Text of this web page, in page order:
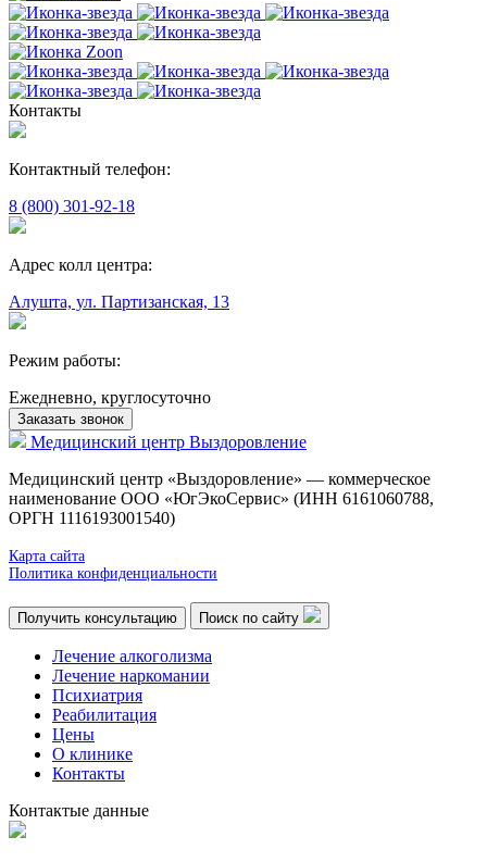
Контакты
Контактный телефон:
8 (800) 301-92-18
Адрес колл центра:
Алушта, ул. Партизанская, 13
Режим работы:
Ежедневно, круглосуточно
Заказать звонок
Медицинский центр Выздоровление
Медицинский центр «Выздоровление» — коммерческое
наименование ООО «ЮгЭкоСервис» (ИНН 6161060788,
ОРГН 1116193001540)
Карта сайта
Политика конфиденциальности
Получить консультацию Поиск по сайту
Лечение алкоголизма
Лечение наркомании
Психиатрия
Реабилитация
Цены
О клинике
Контакты
Контактые данные